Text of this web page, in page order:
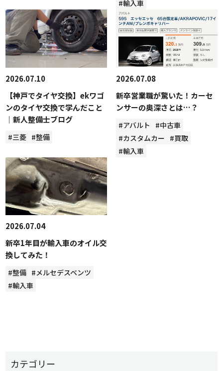
カテゴリー
#輸入車
2026.07.10
【神戸でタイヤ交換】ekワゴ
ンのタイヤ交換で学んだこと
｜新人整備士ブログ
#三菱 #整備
2026.07.08
新卒営業職が驚いた！カーセ
ンサーの奥深さとは…？
#アバルト
#中古車
#カスタムカー #買取
#輸入車
2026.07.04
新卒1年目が輸入車のオイル交
換してみた！
#整備 #メルセデスベンツ
#輸入車